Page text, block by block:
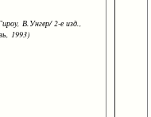
В.Унгер/ 2-е изд.,
1993)